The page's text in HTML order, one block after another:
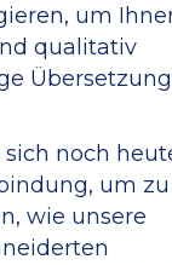
um
qualitativ
sich noch
um zu
wie unsere